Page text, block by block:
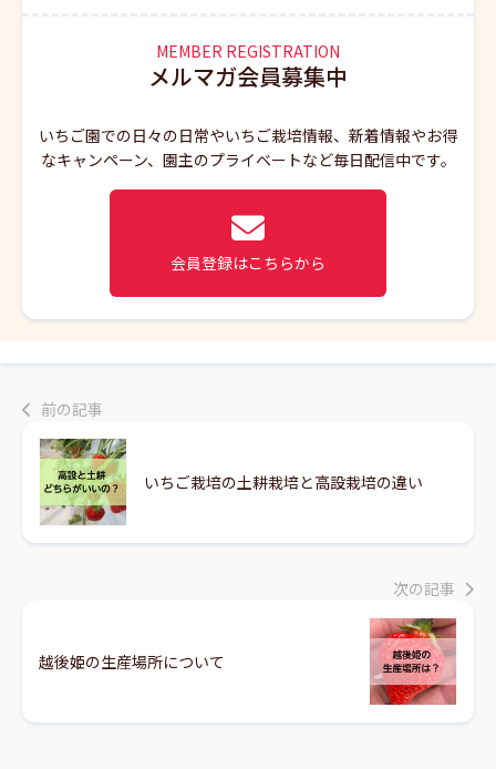
MEMBER REGISTRATION
メルマガ会員募集中
いちご園での日々の日常やいちご栽培情報、新着情報やお得
なキャンペーン、園主のプライベートなど毎日配信中です。
会員登録はこちらから
前の記事
いちご栽培の土耕栽培と高設栽培の違い
次の記事
越後姫の生産場所について